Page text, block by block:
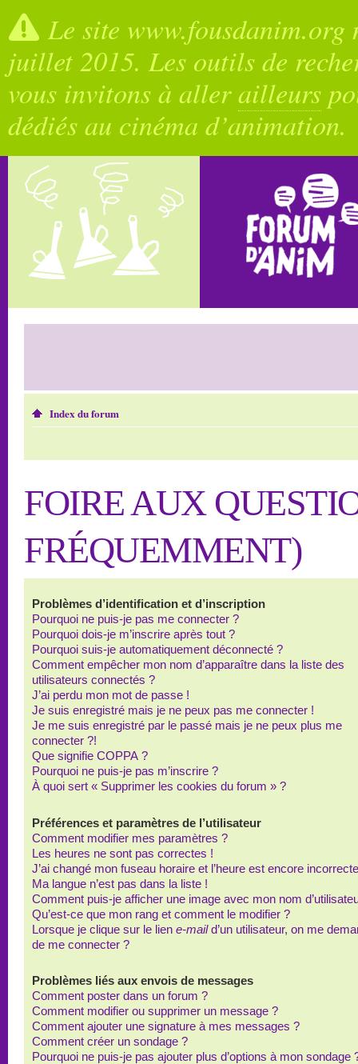
Le site
juillet 2015. Les outils de
vous invitons à allerailleurs
dédiés au cinéma d’animation.
Index du forum
FOIRE AUX
FRÉQUEMMENT)
Problèmes d’identification et d’inscription
Pourquoi ne puis-je pas me connecter ?
Pourquoi dois-je m’inscrire après tout ?
Pourquoi suis-je automatiquement déconnecté ?
Comment empêcher mon nom d’apparaître dans la liste des
utilisateurs connectés ?
J’ai perdu mon mot de passe !
Je suis enregistré mais je ne peux pas me connecter !
Je me suis enregistré par le passé mais je ne peux plus me
connecter ?!
Que signifie COPPA ?
Pourquoi ne puis-je pas m’inscrire ?
À quoi sert « Supprimer les cookies du forum » ?
Préférences et paramètres de l’utilisateur
Comment modifier mes paramètres ?
Les heures ne sont pas correctes !
J’ai changé mon fuseau horaire et l’heure est encore
Ma langue n’est pas dans la liste !
Comment puis-je afficher une image avec mon nom
Qu’est-ce que mon rang et comment le modifier ?
Lorsque je clique sur le lien e-maild’un utilisateur, on me
de me connecter ?
Problèmes liés aux envois de messages
Comment poster dans un forum ?
Comment modifier ou supprimer un message ?
Comment ajouter une signature à mes messages ?
Comment créer un sondage ?
Pourquoi ne puis-je pas ajouter plus d’options à mon sondage